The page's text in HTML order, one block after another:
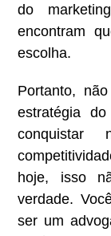
do
encontram
escolha.
Portanto,
estratégia
hoje, isso
verdade.
ser um